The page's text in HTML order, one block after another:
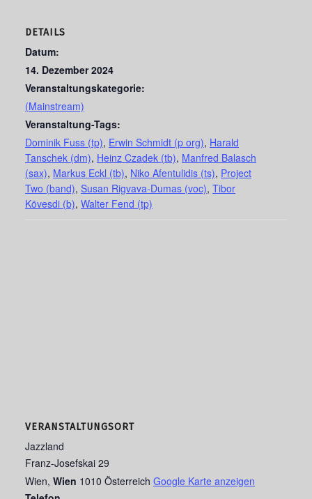
DETAILS
Datum:
14. Dezember 2024
Veranstaltungskategorie:
(Mainstream)
Veranstaltung-Tags:
Dominik Fuss (tp), Erwin Schmidt (p org), Harald
Tanschek (dm), Heinz Czadek (tb), Manfred Balasch
(sax), Markus Eckl (tb), Niko Afentulidis (ts), Project
Two (band), Susan Rigvava-Dumas (voc), Tibor
Kövesdi (b), Walter Fend (tp)
VERANSTALTUNGSORT
Jazzland
Franz-Josefskai 29
Wien, Wien 1010 Österreich Google Karte anzeigen